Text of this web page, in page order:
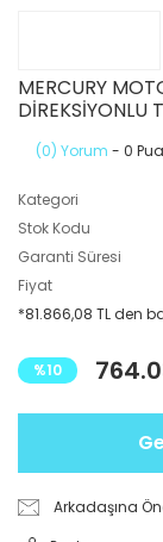
MERCURY
DİREKSİYONLU
(0) Yorum - 0
Kategori
Stok Kodu
Garanti Süresi
Fiyat
*81.866,08 TL den
%10
Arkadaşına